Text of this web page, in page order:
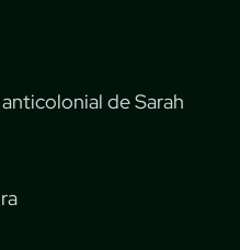
de Sarah